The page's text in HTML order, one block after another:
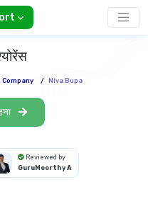
Company / Niva Bupa
Reviewed by
GuruMoorthy A